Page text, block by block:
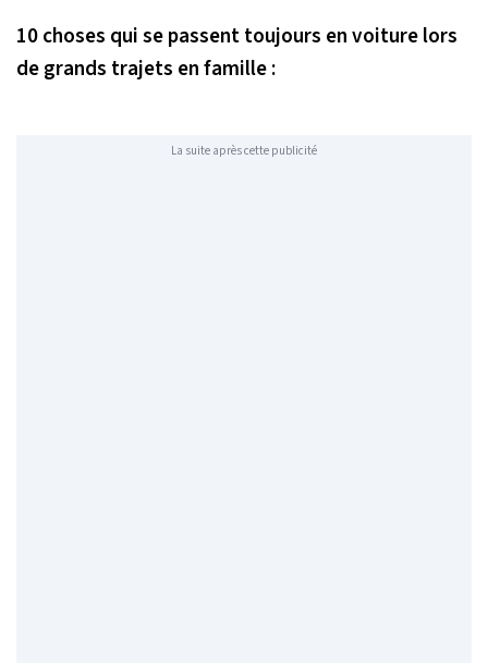
10 choses qui se passent toujours en voiture lors
de grands trajets en famille :
La suite après cette publicité